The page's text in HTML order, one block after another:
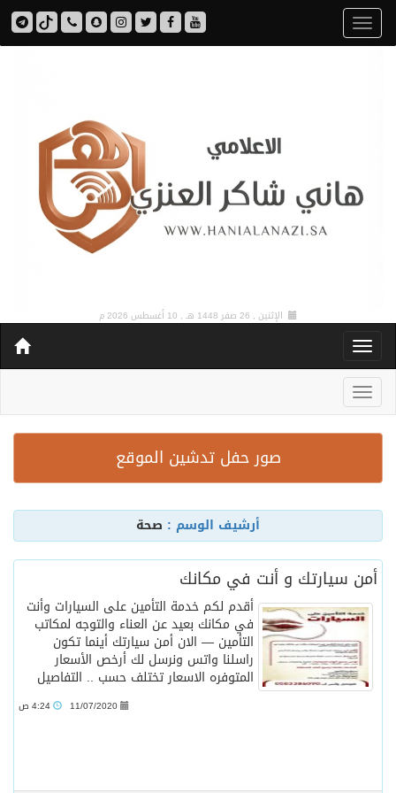
الإثنين , 26 صفر 1448 هـ , 10 أغسطس 2026 م
صور حفل تدشين الموقع
أرشيف الوسم : صحة
أمن سيارتك و أنت في مكانك
أقدم لكم خدمة التأمين على السيارات وأنت
في مكانك بعيد عن العناء والتوجه لمكاتب
التأمين — الان أمن سيارتك أينما تكون
راسلنا واتس ونرسل لك أرخص الأسعار
المتوفره الاسعار تختلف حسب .. التفاصيل
11/07/2020